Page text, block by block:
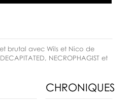
brutal avec Wils et Nico de
NECROPHAGIST et
CHRONIQUES